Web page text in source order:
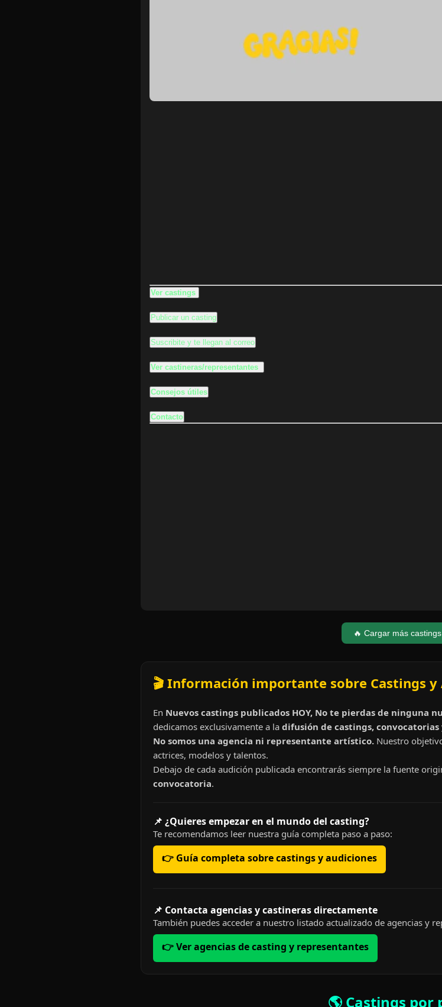
Ver castings
Publicar un casting
Suscribite y te llegan al correo
Ver castineras/representantes
Consejos útiles
Contacto
🔥 Cargar más castings
🎬 Información importante sobre Castings y
En Nuevos castings publicados HOY, No te pierdas de ninguna
dedicamos exclusivamente a la difusión de castings, convocatorias
No somos una agencia ni representante artístico. Nuestro
actrices, modelos y talentos.
Debajo de cada audición publicada encontrarás siempre la fuente
convocatoria.
📌 ¿Quieres empezar en el mundo del casting?
Te recomendamos leer nuestra guía completa paso a paso:
👉 Guía completa sobre castings y audiciones
📌 Contacta agencias y castineras directamente
También puedes acceder a nuestro listado actualizado de agencias y
👉 Ver agencias de casting y representantes
🌎 Castings por